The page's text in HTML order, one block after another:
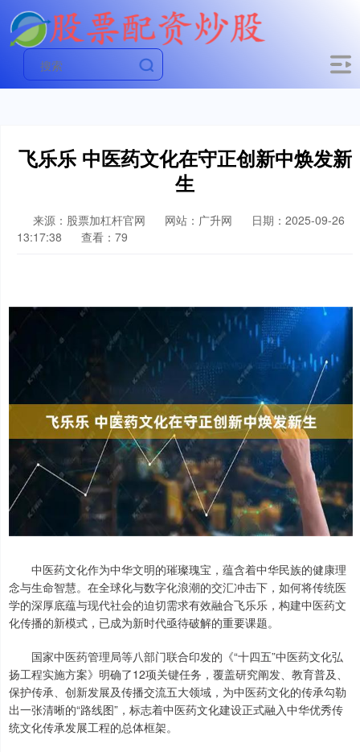
飞乐乐 中医药文化在守正创新中焕发新
生
来源：股票加杠杆官网 网站：广升网
日期：2025-09-26
13:17:38
查看：79
中医药文化作为中华文明的璀璨瑰宝，蕴含着中华民族的健康理
念与生命智慧。在全球化与数字化浪潮的交汇冲击下，如何将传统医
学的深厚底蕴与现代社会的迫切需求有效融合飞乐乐，构建中医药文
化传播的新模式，已成为新时代亟待破解的重要课题。
国家中医药管理局等八部门联合印发的《“十四五”中医药文化弘
扬工程实施方案》明确了12项关键任务，覆盖研究阐发、教育普及、
保护传承、创新发展及传播交流五大领域，为中医药文化的传承勾勒
出一张清晰的“路线图”，标志着中医药文化建设正式融入中华优秀传
统文化传承发展工程的总体框架。